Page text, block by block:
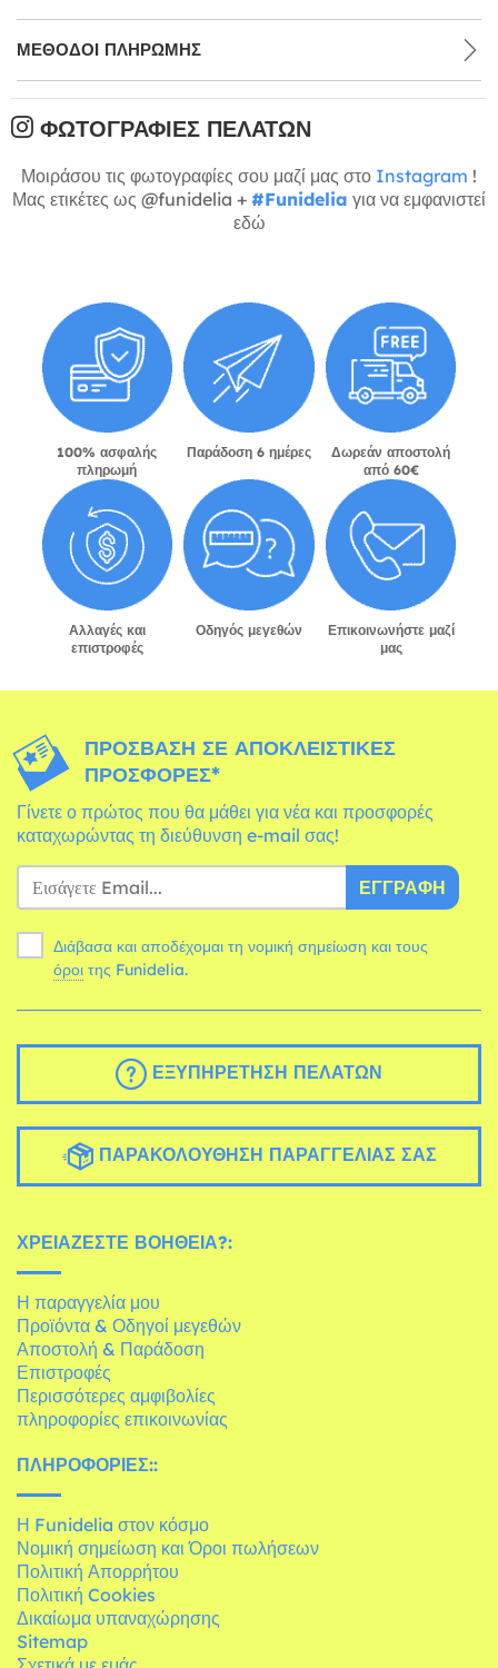
ΜΕΘΌΔΟΙ ΠΛΗΡΩΜΉΣ
ΦΩΤΟΓΡΑΦΊΕΣ ΠΕΛΑΤΏΝ
Μοιράσου τις φωτογραφίες σου μαζί μας στο Instagram !
Μας ετικέτες ως @funidelia + #Funidelia για να εμφανιστεί
εδώ
100% ασφαλής
πληρωμή
Παράδοση 6 ημέρες
Δωρεάν αποστολή
από 60€
Αλλαγές και
επιστροφές
Οδηγός μεγεθών
Επικοινωνήστε μαζί
μας
ΠΡΌΣΒΑΣΗ ΣΕ ΑΠΟΚΛΕΙΣΤΙΚΈΣ
ΠΡΟΣΦΟΡΈΣ*
Γίνετε ο πρώτος που θα μάθει για νέα και προσφορές
καταχωρώντας τη διεύθυνση e-mail σας!
ΕΓΓΡΑΦΉ
Διάβασα και αποδέχομαι τη νομική σημείωση και τους
όροι της Funidelia.
ΕΞΥΠΗΡΈΤΗΣΗ ΠΕΛΑΤΏΝ
ΠΑΡΑΚΟΛΟΎΘΗΣΗ ΠΑΡΑΓΓΕΛΊΑΣ ΣΑΣ
ΧΡΕΙΆΖΕΣΤΕ ΒΟΉΘΕΙΑ?:
Η παραγγελία μου
Προϊόντα & Οδηγοί μεγεθών
Αποστολή & Παράδοση
Επιστροφές
Περισσότερες αμφιβολίες
πληροφορίες επικοινωνίας
ΠΛΗΡΟΦΟΡΊΕΣ::
Η Funidelia στον κόσμο
Νομική σημείωση και Όροι πωλήσεων
Πολιτική Απορρήτου
Πολιτική Cookies
Δικαίωμα υπαναχώρησης
Sitemap